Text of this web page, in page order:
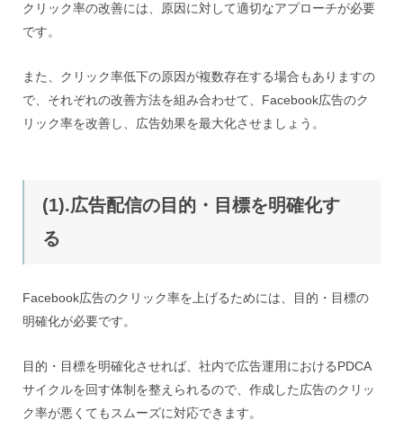
クリック率の改善には、原因に対して適切なアプローチが必要
です。
また、クリック率低下の原因が複数存在する場合もありますの
で、それぞれの改善方法を組み合わせて、Facebook広告のク
リック率を改善し、広告効果を最大化させましょう。
(1).広告配信の目的・目標を明確化す
る
Facebook広告のクリック率を上げるためには、目的・目標の
明確化が必要です。
目的・目標を明確化させれば、社内で広告運用におけるPDCA
サイクルを回す体制を整えられるので、作成した広告のクリッ
ク率が悪くてもスムーズに対応できます。